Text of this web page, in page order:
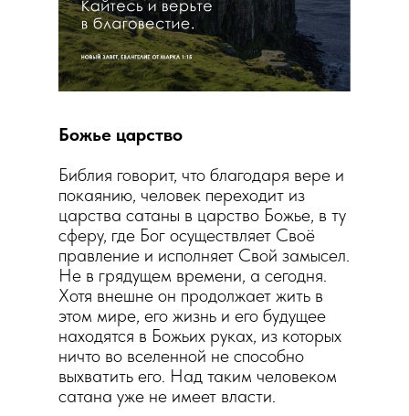
Веруй в
Божье царство
Библия говорит, что благодаря вере и
покаянию, человек переходит из
царства сатаны в царство Божье, в ту
сферу, где Бог осуществляет Своё
правление и исполняет Свой замысел.
Не в грядущем времени, а сегодня.
Хотя внешне он продолжает жить в
этом мире, его жизнь и его будущее
находятся в Божьих руках, из которых
ничто во вселенной не способно
выхватить его. Над таким человеком
сатана уже не имеет власти.